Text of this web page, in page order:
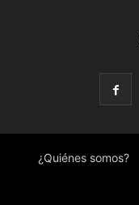
¿Quiénes somos?